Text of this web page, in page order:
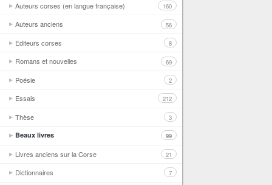
Auteurs corses (en langue française) 160
Auteurs anciens 56
Editeurs corses 8
Romans et nouvelles 69
Poésie 2
Essais 212
Thèse 3
Beaux livres 99
Livres anciens sur la Corse 21
Dictionnaires 7